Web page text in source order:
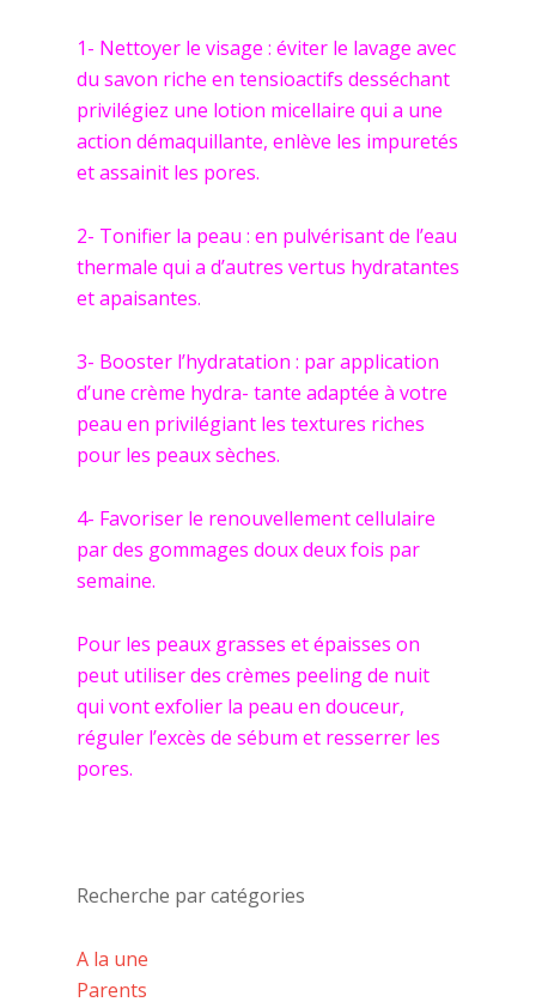
1- Nettoyer le visage : éviter le lavage avec
du savon riche en tensioactifs desséchant
privilégiez une lotion micellaire qui a une
action démaquillante, enlève les impuretés
et assainit les pores.
2- Tonifier la peau : en pulvérisant de l’eau
thermale qui a d’autres vertus hydratantes
et apaisantes.
3- Booster l’hydratation : par application
d’une crème hydra- tante adaptée à votre
peau en privilégiant les textures riches
pour les peaux sèches.
4- Favoriser le renouvellement cellulaire
par des gommages doux deux fois par
semaine.
Pour les peaux grasses et épaisses on
peut utiliser des crèmes peeling de nuit
qui vont exfolier la peau en douceur,
réguler l’excès de sébum et resserrer les
pores.
Recherche par catégories
A la une
Parents